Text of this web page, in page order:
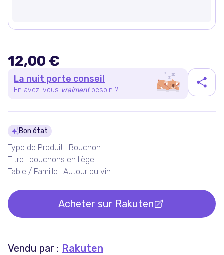
12,00 €
La nuit porte conseil
En avez-vous vraiment besoin ?
Détails du produit
Bon état
Type de Produit : Bouchon
Titre : bouchons en liège
Table / Famille : Autour du vin
Acheter sur Rakuten
Vendu par : Rakuten